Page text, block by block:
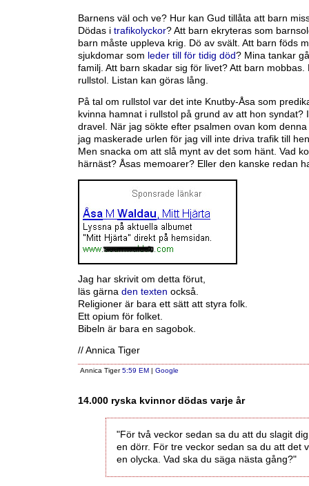
Barnens väl och ve? Hur kan Gud tillåta att barn
Dödas i trafikolyckor? Att barn ekryteras som
barn måste uppleva krig. Dö av svält. Att barn föds
sjukdomar som leder till för tidig död? Mina tankar
familj. Att barn skadar sig för livet? Att barn mobbas.
rullstol. Listan kan göras lång.
På tal om rullstol var det inte Knutby-Åsa som
kvinna hamnat i rullstol på grund av att hon syndat?
dravel. När jag sökte efter psalmen ovan kom
jag maskerade urlen för jag vill inte driva trafik till
Men snacka om att slå mynt av det som hänt. Vad
härnäst? Åsas memoarer? Eller den kanske redan
Jag har skrivit om detta förut,
läs gärna den texten också.
Religioner är bara ett sätt att styra folk.
Ett opium för folket.
Bibeln är bara en sagobok.
// Annica Tiger
Annica Tiger5:59 EM | Google
14.000 ryska kvinnor dödas varje år
"För två veckor sedan sa du att du slagit
en dörr. För tre veckor sedan sa du att det
en olycka. Vad ska du säga nästa gång?"